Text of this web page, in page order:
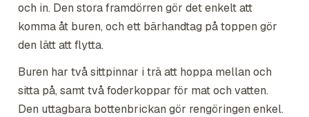
och in. Den stora framdörren gör det enkelt att
komma åt buren, och ett bärhandtag på toppen gör
den lätt att flytta.
Buren har två sittpinnar i trä att hoppa mellan och
sitta på, samt två foderkoppar för mat och vatten.
Den uttagbara bottenbrickan gör rengöringen enkel.